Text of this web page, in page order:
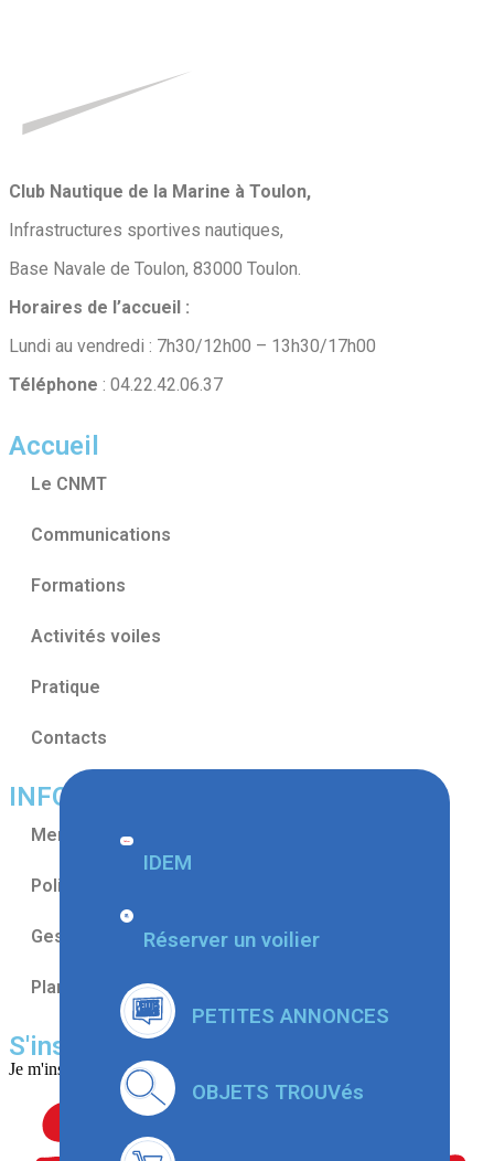
IDEM
Réserver un voilier
PETITES ANNONCES
OBJETS TROUVés
Club Nautique de la Marine à Toulon,
Infrastructures sportives nautiques,
Base Navale de Toulon, 83000 Toulon.
Horaires de l’accueil :
Lundi au vendredi : 7h30/12h00 – 13h30/17h00
Téléphone : 04.22.42.06.37
Accueil
Le CNMT
Communications
Formations
Activités voiles
Pratique
Contacts
INFORMATIONS
Mentions légales
Politique de confidentialités
Gestion des cookies
Plan du site
S'inscrire au CNMT
Je m'inscris par